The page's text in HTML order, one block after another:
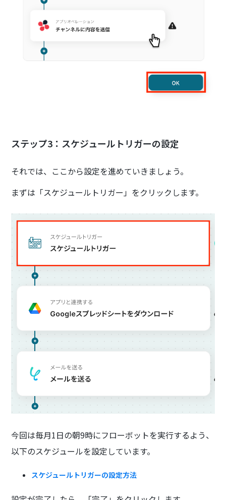
ステップ3：スケジュールトリガーの設定
それでは、ここから設定を進めていきましょう。
まずは「スケジュールトリガー」をクリックします。
今回は毎月1日の朝9時にフローボットを実行するよう、
以下のスケジュールを設定しています。
スケジュールトリガーの設定方法